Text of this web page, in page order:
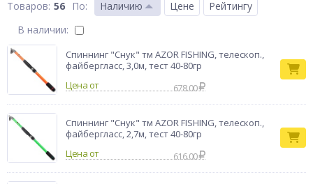
56 По: Наличию Цене
Рейтингу
В наличии:
Спиннинг "Снук" тм AZOR FISHING, телескоп.,
файбергласс, 3,0м, тест 40-80гр
Цена от
678.00
Спиннинг "Снук" тм AZOR FISHING, телескоп.,
файбергласс, 2,7м, тест 40-80гр
Цена от
616.00